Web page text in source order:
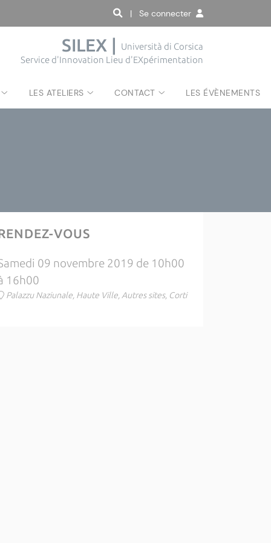
| Se connecter
SILEX |
Università di Corsica
Service d'Innovation Lieu d'EXpérimentation
LES ATELIERS CONTACT LES ÉVÈNEMENTS
VOUS
09 novembre 2019 de 10h00
16h00
Palazzu Naziunale, Haute Ville, Autres sites, Corti